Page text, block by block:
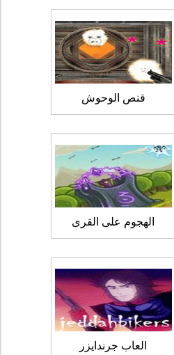
قنص الوحوش
الهجوم على القرى
العاب جرندايزر